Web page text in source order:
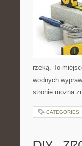
rzeką. To
wodnych
stronie można
CATEGORIES: